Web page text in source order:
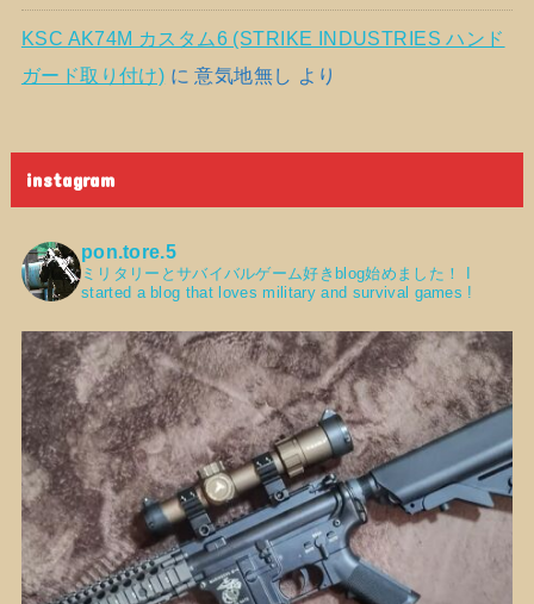
KSC AK74M カスタム6 (STRIKE INDUSTRIES ハンド
ガード取り付け) に意気地無し より
instagram
pon.tore.5
ミリタリーとサバイバルゲーム好きblog始めました！
started a blog that loves military and survival games !